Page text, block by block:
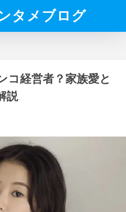
タメブログ
コ経営者？家族愛と
説